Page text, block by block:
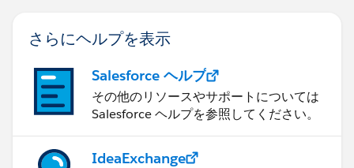
さらにヘルプを表示
Salesforce ヘルプ
その他のリソースやサポートについては
Salesforce ヘルプを参照してください。
IdeaExchange